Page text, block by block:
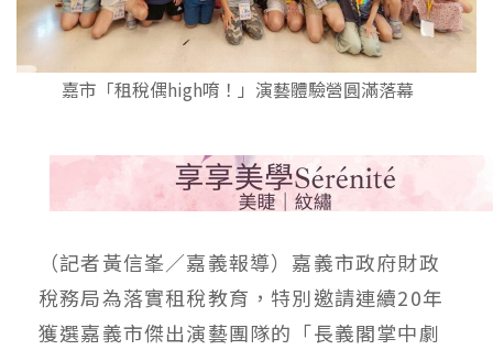
嘉市「租稅偶high唷！」演藝體驗營圓滿落幕
（記者黃信峯／嘉義報導）嘉義市政府財政
稅務局為落實租稅教育，特別邀請連續20年
獲選嘉義市傑出演藝團隊的「長義閣掌中劇